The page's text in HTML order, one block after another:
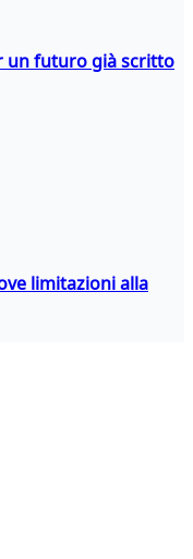
un futuro già scritto
limitazioni alla